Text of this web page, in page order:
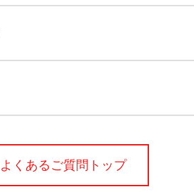
よくあるご質問トップ